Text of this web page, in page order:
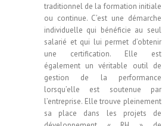
traditionnel de la formation initiale
ou continue. C’est une démarche
individuelle qui bénéficie au seul
salarié et qui lui permet d’obtenir
une certification. Elle est
également un véritable outil de
gestion de la performance
lorsqu’elle est soutenue par
l’entreprise. Elle trouve pleinement
sa place dans les projets de